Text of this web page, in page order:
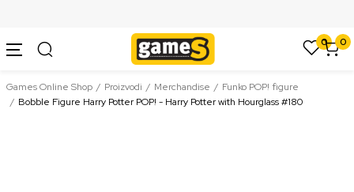
0 0
Games Online Shop Proizvodi Merchandise
Funko POP! figure
Bobble Figure Harry Potter POP! - Harry Potter with Hourglass #180